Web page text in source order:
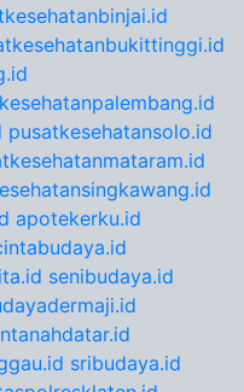
pusatkesehatansolo.id
apotekerku.id
senibudaya.id
sribudaya.id